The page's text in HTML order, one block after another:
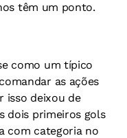
têm um ponto.
como um típico
as ações
isso deixou de
dois primeiros gols
com categoria no